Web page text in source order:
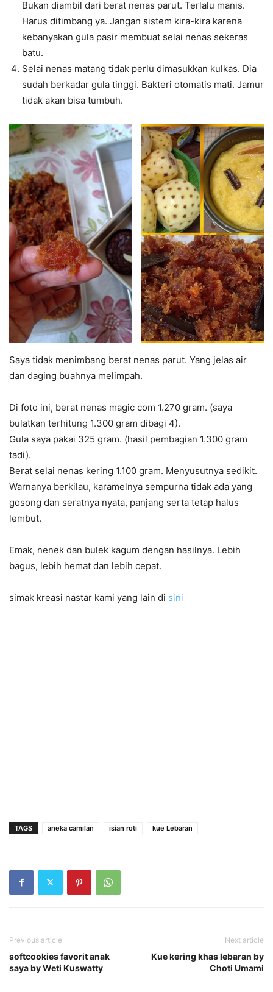
Bukan diambil dari berat nenas parut. Terlalu manis.
Harus ditimbang ya. Jangan sistem kira-kira karena
kebanyakan gula pasir membuat selai nenas sekeras
batu.
Selai nenas matang tidak perlu dimasukkan kulkas. Dia
sudah berkadar gula tinggi. Bakteri otomatis mati. Jamur
tidak akan bisa tumbuh.
Saya tidak menimbang berat nenas parut. Yang jelas air
dan daging buahnya melimpah.
Di foto ini, berat nenas magic com 1.270 gram. (saya
bulatkan terhitung 1.300 gram dibagi 4).
Gula saya pakai 325 gram. (hasil pembagian 1.300 gram
tadi).
Berat selai nenas kering 1.100 gram. Menyusutnya sedikit.
Warnanya berkilau, karamelnya sempurna tidak ada yang
gosong dan seratnya nyata, panjang serta tetap halus
lembut.
Emak, nenek dan bulek kagum dengan hasilnya. Lebih
bagus, lebih hemat dan lebih cepat.
simak kreasi nastar kami yang lain di sini
TAGS aneka camilan isian roti kue Lebaran
Previous article
softcookies favorit anak
saya by Weti Kuswatty
Next article
Kue kering khas lebaran by
Choti Umami